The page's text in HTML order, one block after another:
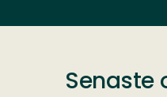
Senaste